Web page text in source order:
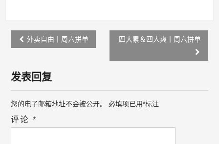
Post
navigation
外卖自由丨周六拼单 四大累＆四大爽丨周六拼单
发表回复
您的电子邮箱地址不会被公开。 必填项已用*标注
评论*